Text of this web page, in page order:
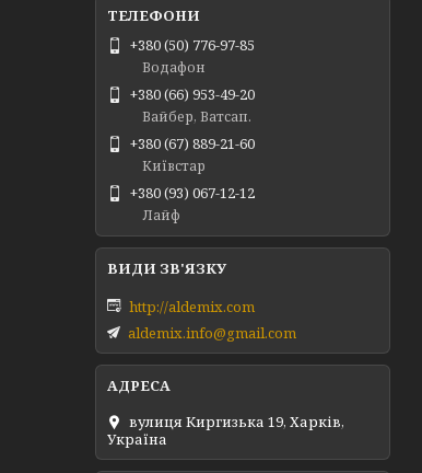
+380 (50) 776-97-85
Водафон
+380 (66) 953-49-20
Вайбер, Ватсап.
+380 (67) 889-21-60
Київстар
+380 (93) 067-12-12
Лайф
http://aldemix.com
aldemix.info@gmail.com
вулиця Киргизька 19, Харків,
Україна